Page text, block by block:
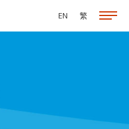
EN 繁